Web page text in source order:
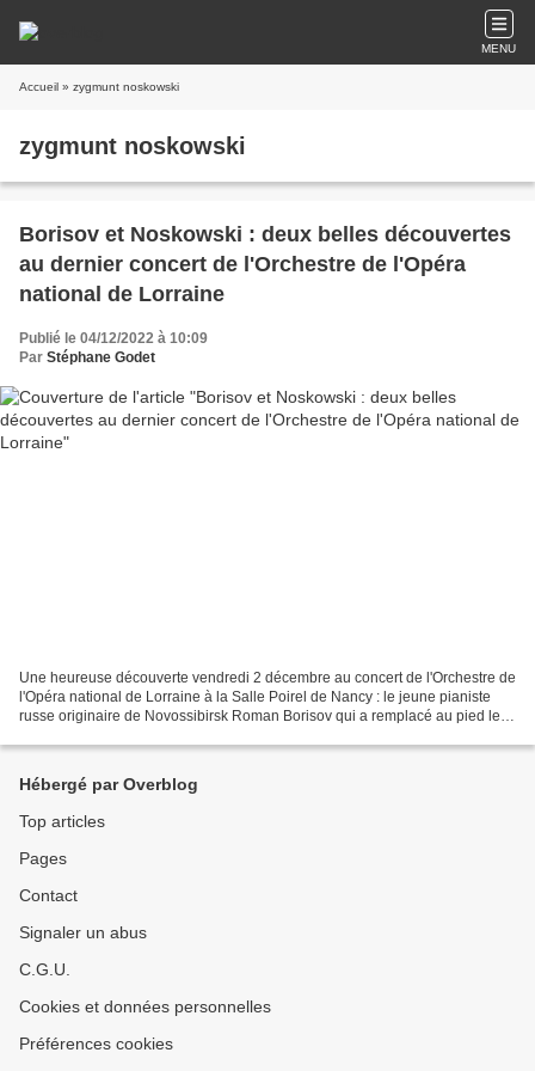
MENU
Accueil » zygmunt noskowski
zygmunt noskowski
Borisov et Noskowski : deux belles découvertes
au dernier concert de l'Orchestre de l'Opéra
national de Lorraine
Publié le 04/12/2022 à 10:09
Par Stéphane Godet
Une heureuse découverte vendredi 2 décembre au concert de l'Orchestre de
l'Opéra national de Lorraine à la Salle Poirel de Nancy : le jeune pianiste
russe originaire de Novossibirsk Roman Borisov qui a remplacé au pied levé
Hébergé par Overblog
Top articles
Pages
Contact
Signaler un abus
C.G.U.
Cookies et données personnelles
Préférences cookies